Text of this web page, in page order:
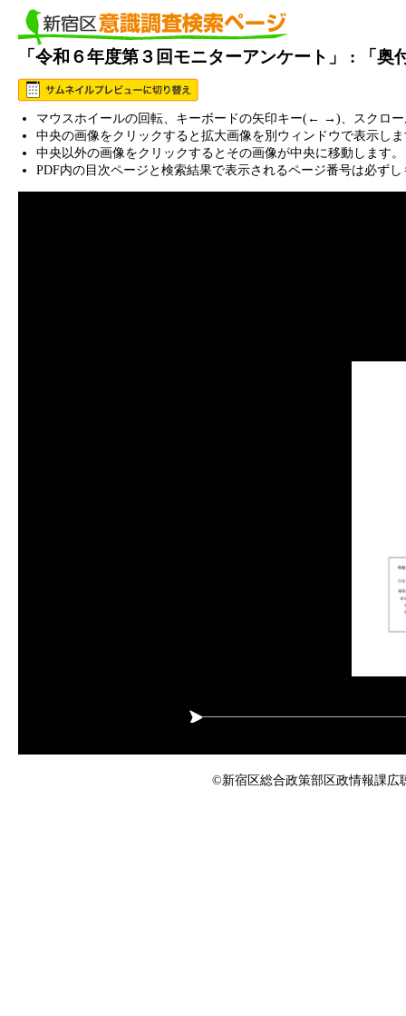
「令和６年度第３回モニターアンケート」 : 「奥
マウスホイールの回転、キーボードの矢印キー(← →)、スクロ
中央の画像をクリックすると拡大画像を別ウィンドウで表示し
中央以外の画像をクリックするとその画像が中央に移動します。
PDF内の目次ページと検索結果で表示されるページ番号は必ず
©新宿区総合政策部区政情報課広